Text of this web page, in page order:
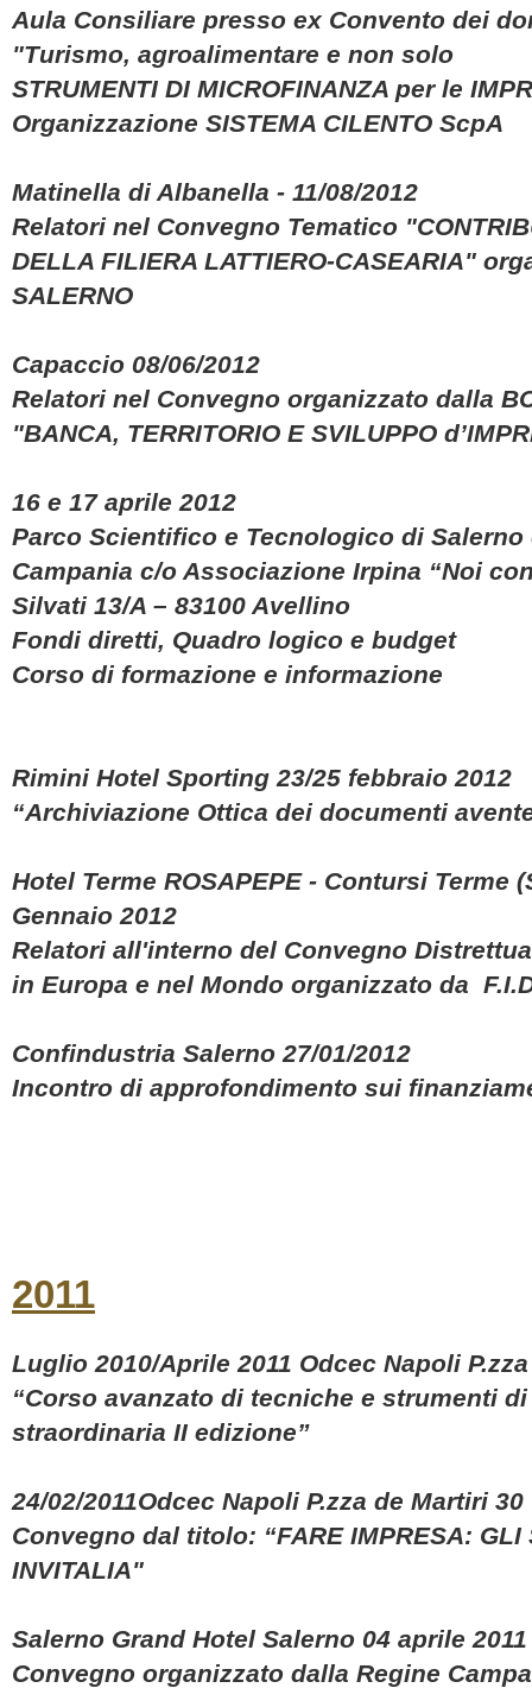
Aula Consiliare presso ex Convento dei
"Turismo, agroalimentare e non solo
STRUMENTI DI MICROFINANZA per le
Organizzazione SISTEMA CILENTO ScpA
Matinella di Albanella - 11/08/2012
Relatori nel Convegno Tematico
DELLA FILIERA LATTIERO-CASEARIA"
SALERNO
Capaccio 08/06/2012
Relatori nel Convegno organizzato dalla
"BANCA, TERRITORIO E SVILUPPO
16 e 17 aprile 2012
Parco Scientifico e Tecnologico di Salerno
Campania c/o Associazione Irpina “Noi
Silvati 13/A – 83100 Avellino
Fondi diretti, Quadro logico e budget
Corso di formazione e informazione
Rimini Hotel Sporting 23/25 febbraio 2012
“Archiviazione Ottica dei documenti
Hotel Terme ROSAPEPE - Contursi Terme
Gennaio 2012
Relatori all'interno del Convegno
in Europa e nel Mondo organizzato da
Confindustria Salerno 27/01/2012
Incontro di approfondimento sui
2011
Luglio 2010/Aprile 2011 Odcec Napoli
“Corso avanzato di tecniche e strumenti
straordinaria II edizione”
24/02/2011Odcec Napoli P.zza de Martiri 30
Convegno dal titolo: “FARE IMPRESA: GLI
INVITALIA"
Salerno Grand Hotel Salerno 04 aprile 2011
Convegno organizzato dalla Regine